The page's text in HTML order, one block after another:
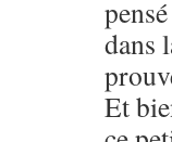
dans
Et